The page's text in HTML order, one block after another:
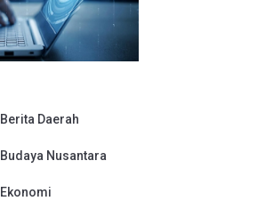
Berita Daerah
Budaya Nusantara
Ekonomi